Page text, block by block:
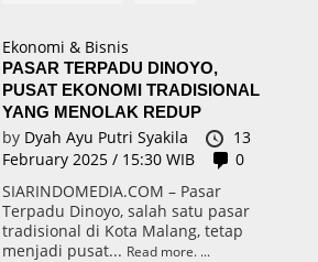
Ekonomi & Bisnis
PASAR TERPADU DINOYO,
PUSAT EKONOMI TRADISIONAL
YANG MENOLAK REDUP
by Dyah Ayu Putri Syakila
13
February 2025 / 15:30 WIB
0
SIARINDOMEDIA.COM – Pasar
Terpadu Dinoyo, salah satu pasar
tradisional di Kota Malang, tetap
menjadi pusat... Read more.